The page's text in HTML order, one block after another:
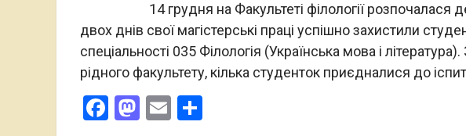
14 грудня на Факультеті філології
двох днів свої магістерські праці успішно захистили
спеціальності 035 Філологія (Українська мова і
рідного факультету, кілька студенток приєдналися до
Facebook
Mastodon
Email